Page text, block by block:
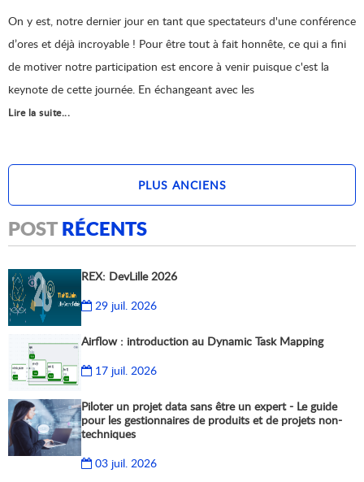
On y est, notre dernier jour en tant que spectateurs d'une conférence
d’ores et déjà incroyable ! Pour être tout à fait honnête, ce qui a fini
de motiver notre participation est encore à venir puisque c'est la
keynote de cette journée. En échangeant avec les
Lire la suite...
PLUS ANCIENS
POST RÉCENTS
REX: DevLille 2026
29 juil. 2026
Airflow : introduction au Dynamic Task Mapping
17 juil. 2026
Piloter un projet data sans être un expert - Le guide
pour les gestionnaires de produits et de projets non-
techniques
03 juil. 2026